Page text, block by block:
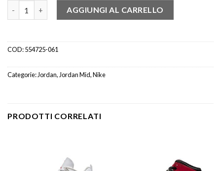
AGGIUNGI AL CARRELLO
COD:554725-061
Categorie:Jordan,Jordan Mid,Nike
PRODOTTI CORRELATI